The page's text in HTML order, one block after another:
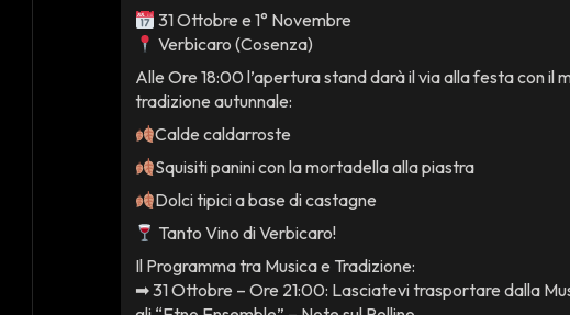
31 Ottobre e 1° Novembre
Verbicaro (Cosenza)
Alle Ore 18:00 l’apertura stand darà il via alla festa con il
tradizione autunnale:
Calde caldarroste
Squisiti panini con la mortadella alla piastra
Dolci tipici a base di castagne
Tanto Vino di Verbicaro!
Il Programma tra Musica e Tradizione:
➡ 31 Ottobre – Ore 21:00: Lasciatevi trasportare dalla